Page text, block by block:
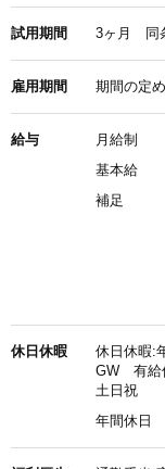
試用期間 3ヶ月 同
雇用期間 期間の定
給与 月給制
基本給
補足
休日休暇
休日休暇:
GW 有給
土日祝
年間休日